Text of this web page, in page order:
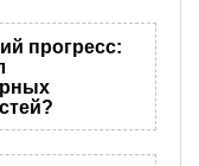
прогресс: